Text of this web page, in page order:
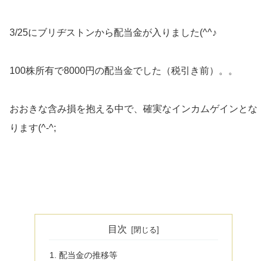
3/25にブリヂストンから配当金が入りました(^^♪
100株所有で8000円の配当金でした（税引き前）。。
おおきな含み損を抱える中で、確実なインカムゲインとな
ります(^-^;
目次
配当金の推移等